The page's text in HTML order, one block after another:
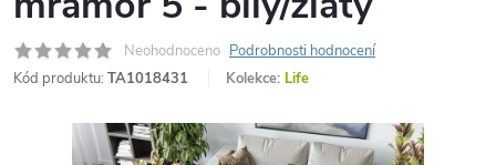
Neohodnoceno Podrobnosti hodnocení
Kód produktu: TA1018431 Kolekce: Life